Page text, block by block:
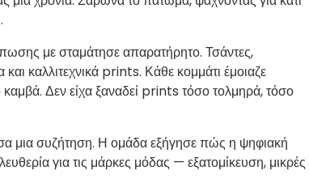
με σταμάτησε απαρατήρητο. Τσάντες,
καλλιτεχνικά prints. Κάθε κομμάτι έμοιαζε
καμβά. Δεν είχα ξαναδεί prints τόσο τολμηρά, τόσο
μια συζήτηση. Η ομάδα εξήγησε πώς η ψηφιακή
για τις μάρκες μόδας — εξατομίκευση, μικρές